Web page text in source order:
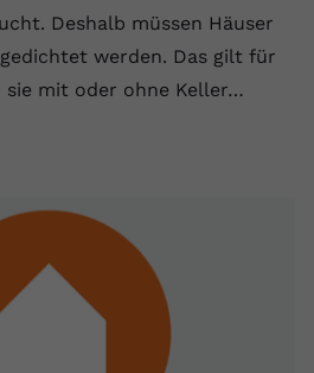
Deshalb müssen Häuser
werden. Das gilt für
sie mit oder ohne Keller…